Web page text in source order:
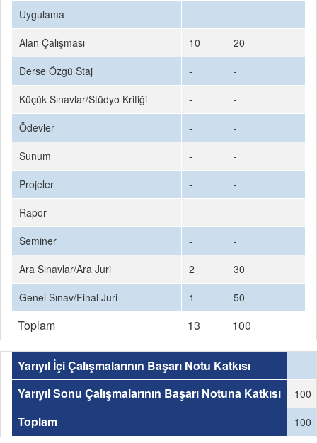
Uygulama
-
-
Alan Çalışması
10
20
Derse Özgü Staj
-
-
Küçük Sınavlar/Stüdyo Kritiği
-
-
Ödevler
-
-
Sunum
-
-
Projeler
-
-
Rapor
-
-
Seminer
-
-
Ara Sınavlar/Ara Juri
2
30
Genel Sınav/Final Juri
1 50
Toplam 13 100
Yarıyıl İçi Çalışmalarının Başarı Notu Katkısı
Yarıyıl Sonu Çalışmalarının Başarı Notuna Katkısı
100
Toplam 100